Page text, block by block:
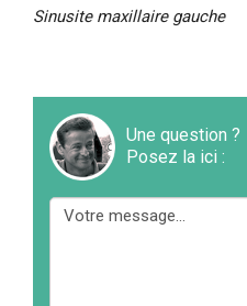
Sinusite maxillaire gauche
Une question ?
Posez la ici :